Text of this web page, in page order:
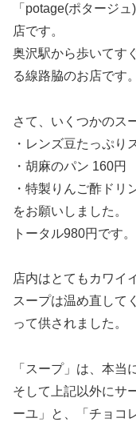
「potage(ポタージ
店です。
奥沢駅から歩いてす
る線路脇のお店です。
さて、いくつかのス
・レンズ豆たっぷり
・胡麻のパン 160円
・特製りんご酢ドリ
をお願いしました。
トータル980円です。
店内はとてもカワイ
スープは温め直して
って供されました。
「スープ」は、本当
そして上記以外にサ
ーユ」と、「チョコ